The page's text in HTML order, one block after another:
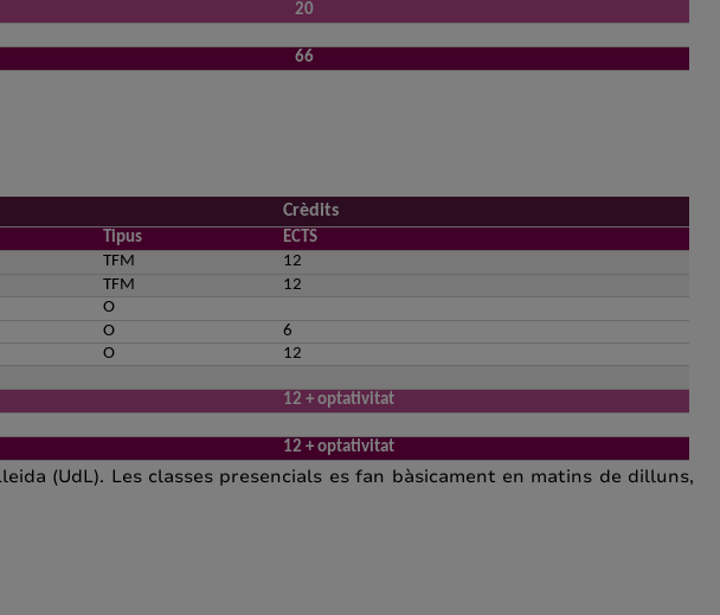
20
66
Crèdits
Tipus
ECTS
TFM
12
TFM
12
O
O
6
O 12
12 + optativitat
12 + optativitat
(UdL). Les classes presencials es fan bàsicament en matins de dilluns,